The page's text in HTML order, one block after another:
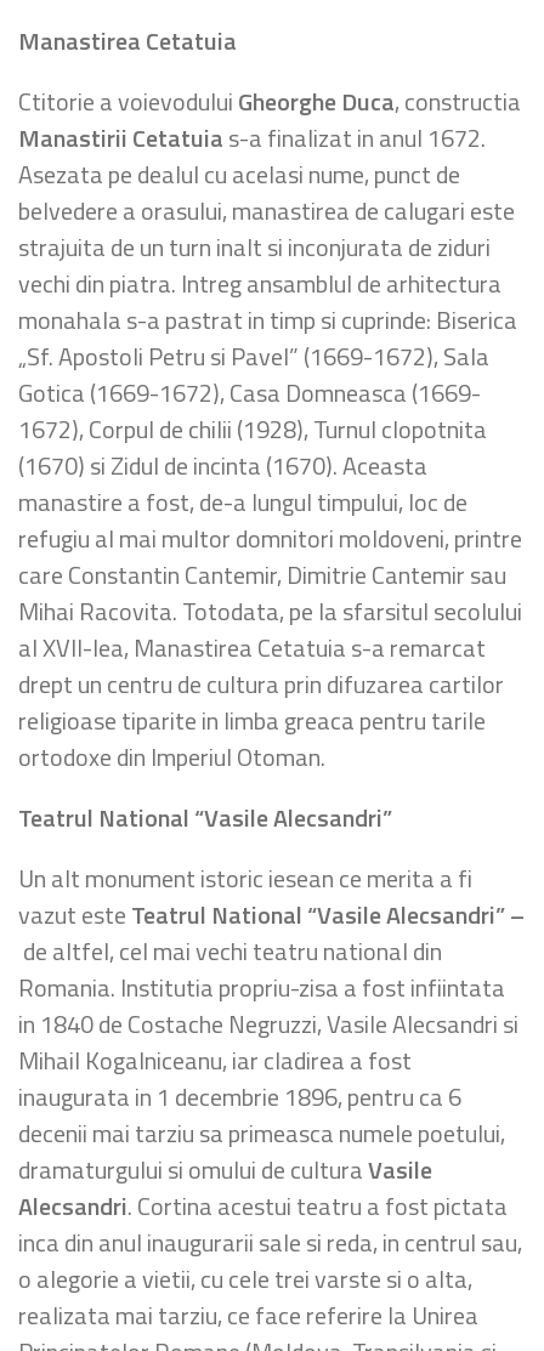
Manastirea Cetatuia
Ctitorie a voievoduluiGheorghe Duca, constructia
Manastirii Cetatuias-a finalizat in anul 1672.
Asezata pe dealul cu acelasi nume, punct de
belvedere a orasului, manastirea de calugari este
strajuita de un turn inalt si inconjurata de ziduri
vechi din piatra. Intreg ansamblul de arhitectura
monahala s-a pastrat in timp si cuprinde: Biserica
„Sf. Apostoli Petru si Pavel” (1669-1672), Sala
Gotica (1669-1672), Casa Domneasca (1669-
1672), Corpul de chilii (1928), Turnul clopotnita
(1670) si Zidul de incinta (1670). Aceasta
manastire a fost, de-a lungul timpului, loc de
refugiu al mai multor domnitori moldoveni, printre
care Constantin Cantemir, Dimitrie Cantemir sau
Mihai Racovita. Totodata, pe la sfarsitul secolului
al XVII-lea, Manastirea Cetatuia s-a remarcat
drept un centru de cultura prin difuzarea cartilor
religioase tiparite in limba greaca pentru tarile
ortodoxe din Imperiul Otoman.
Teatrul National “Vasile Alecsandri”
Un alt monument istoric iesean ce merita a fi
vazut esteTeatrul National “Vasile Alecsandri” –
de altfel, cel mai vechi teatru national din
Romania. Institutia propriu-zisa a fost infiintata
in 1840 de Costache Negruzzi, Vasile Alecsandri si
Mihail Kogalniceanu, iar cladirea a fost
inaugurata in 1 decembrie 1896, pentru ca 6
decenii mai tarziu sa primeasca numele poetului,
dramaturgului si omului de culturaVasile
Alecsandri. Cortina acestui teatru a fost pictata
inca din anul inaugurarii sale si reda, in centrul sau,
o alegorie a vietii, cu cele trei varste si o alta,
realizata mai tarziu, ce face referire la Unirea